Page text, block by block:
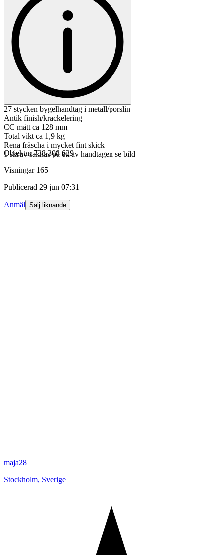
27 stycken bygelhandtag i metall/porslin
Antik finish/krackelering
CC mått ca 128 mm
Total vikt ca 1,9 kg
Rena fräscha i mycket fint skick
1 skruv saknas på ett av handtagen se bild
Objektnr 738 308 629
Visningar 165
Publicerad 29 jun 07:31
Anmäl Sälj liknande
maja28
Stockholm, Sverige